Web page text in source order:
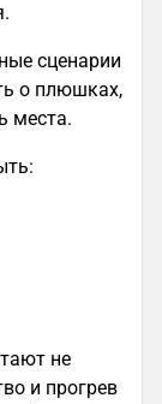
сценарии
о плюшках,
места.
не
и прогрев